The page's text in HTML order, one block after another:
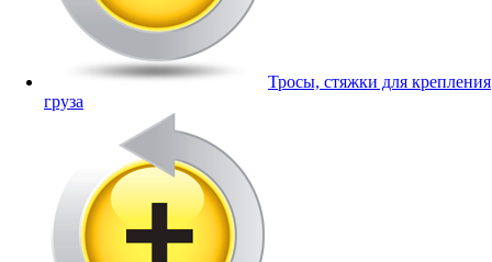
Тросы, стяжки для крепления
груза